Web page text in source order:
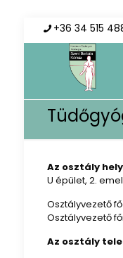
+36 34 515
Az osztály
U épület, 2.
Osztályvezető
Osztályvezető
Az osztály